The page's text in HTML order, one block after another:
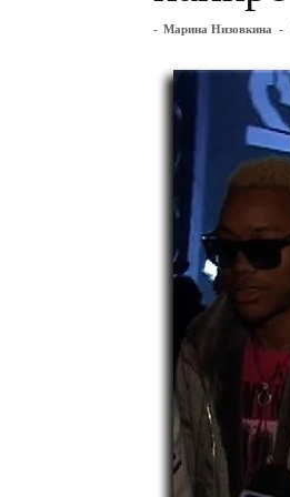
- Марина Низовкина -